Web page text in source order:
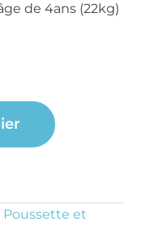
de 4ans (22kg)
Poussette et